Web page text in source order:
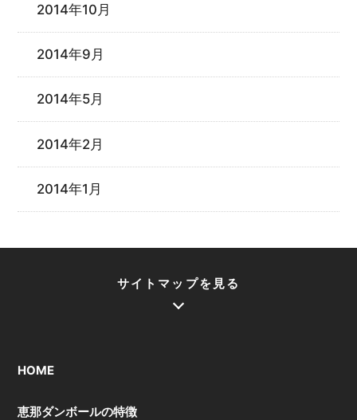
2014年10月
2014年9月
2014年5月
2014年2月
2014年1月
サイトマップを見る
HOME
恵那ダンボールの特徴